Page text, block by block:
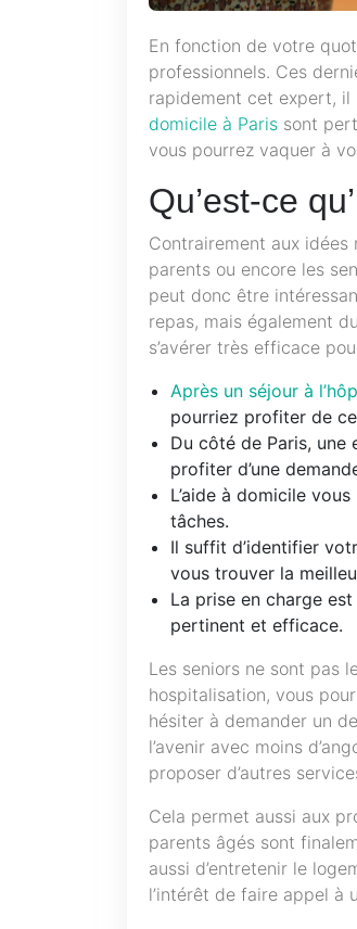
En fonction de votre
professionnels. Ces
rapidement cet expert, il
domicile à Paris sont
vous pourrez vaquer à
Qu’est-ce
Contrairement aux
parents ou encore les
peut donc être
repas, mais également
s’avérer très efficace
Après un séjour à
pourriez profiter de
Du côté de Paris,
profiter d’une
L’aide à domicile
tâches.
Il suffit d’identifier
vous trouver la
La prise en charge
pertinent et efficace.
Les seniors ne sont pas
hospitalisation, vous
hésiter à demander un
l’avenir avec moins
proposer d’autres
Cela permet aussi aux
parents âgés sont
aussi d’entretenir le
l’intérêt de faire appel à